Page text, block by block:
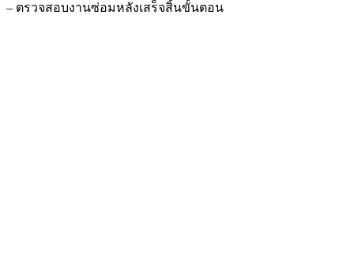
– ตรวจสอบงานซ่อมหลังเสร็จสิ้นขั้นตอน